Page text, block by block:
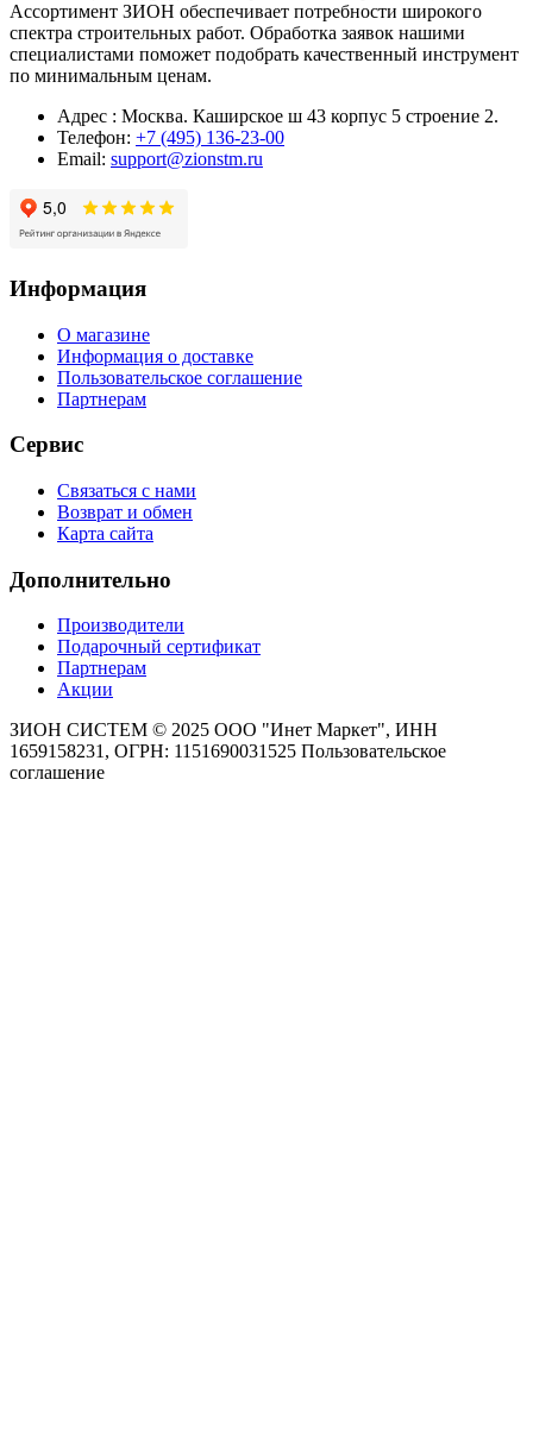
Ассортимент ЗИОН обеспечивает потребности широкого
спектра строительных работ. Обработка заявок нашими
специалистами поможет подобрать качественный инструмент
по минимальным ценам.
Адрес : Москва. Каширское ш 43 корпус 5 строение 2.
Телефон: +7 (495) 136-23-00
Email: support@zionstm.ru
Информация
О магазине
Информация о доставке
Пользовательское соглашение
Партнерам
Сервис
Связаться с нами
Возврат и обмен
Карта сайта
Дополнительно
Производители
Подарочный сертификат
Партнерам
Акции
ЗИОН СИСТЕМ © 2025 ООО "Инет Маркет", ИНН
1659158231, ОГРН: 1151690031525 Пользовательское
соглашение